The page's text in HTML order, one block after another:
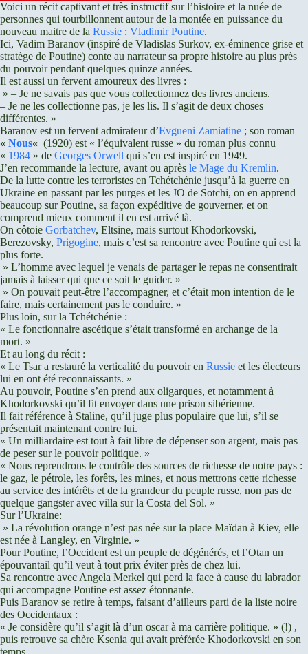
Voici un récit captivant et très instructif sur l’histoire et la nuée de
personnes qui tourbillonnent autour de la montée en puissance du
nouveau maitre de la Russie : Vladimir Poutine.
Ici, Vadim Baranov (inspiré de Vladislas Surkov, ex-éminence grise et
stratège de Poutine) conte au narrateur sa propre histoire au plus près
du pouvoir pendant quelques quinze années.
Il est aussi un fervent amoureux des livres :
» – Je ne savais pas que vous collectionnez des livres anciens.
– Je ne les collectionne pas, je les lis. Il s’agit de deux choses
différentes. »
Baranov est un fervent admirateur d’Evgueni Zamiatine ; son roman
« Nous« (1920) est « l’équivalent russe » du roman plus connu
« 1984 » de Georges Orwell qui s’en est inspiré en 1949.
J’en recommande la lecture, avant ou après le Mage du Kremlin.
De la lutte contre les terroristes en Tchétchénie jusqu’à la guerre en
Ukraine en passant par les purges et les JO de Sotchi, on en apprend
beaucoup sur Poutine, sa façon expéditive de gouverner, et on
comprend mieux comment il en est arrivé là.
On côtoie Gorbatchev, Eltsine, mais surtout Khodorkovski,
Berezovsky, Prigogine, mais c’est sa rencontre avec Poutine qui est la
plus forte.
» L’homme avec lequel je venais de partager le repas ne consentirait
jamais à laisser qui que ce soit le guider. »
» On pouvait peut-être l’accompagner, et c’était mon intention de le
faire, mais certainement pas le conduire. »
Plus loin, sur la Tchétchénie :
« Le fonctionnaire ascétique s’était transformé en archange de la
mort. »
Et au long du récit :
« Le Tsar a restauré la verticalité du pouvoir en Russie et les électeurs
lui en ont été reconnaissants. »
Au pouvoir, Poutine s’en prend aux oligarques, et notamment à
Khodorkovski qu’il fit envoyer dans une prison sibérienne.
Il fait référence à Staline, qu’il juge plus populaire que lui, s’il se
présentait maintenant contre lui.
« Un milliardaire est tout à fait libre de dépenser son argent, mais pas
de peser sur le pouvoir politique. »
« Nous reprendrons le contrôle des sources de richesse de notre pays :
le gaz, le pétrole, les forêts, les mines, et nous mettrons cette richesse
au service des intérêts et de la grandeur du peuple russe, non pas de
quelque gangster avec villa sur la Costa del Sol. »
Sur l’Ukraine:
» La révolution orange n’est pas née sur la place Maïdan à Kiev, elle
est née à Langley, en Virginie. »
Pour Poutine, l’Occident est un peuple de dégénérés, et l’Otan un
épouvantail qu’il veut à tout prix éviter près de chez lui.
Sa rencontre avec Angela Merkel qui perd la face à cause du labrador
qui accompagne Poutine est assez étonnante.
Puis Baranov se retire à temps, faisant d’ailleurs parti de la liste noire
des Occidentaux :
« Je considère qu’il s’agit là d’un oscar à ma carrière politique. » (!) ,
puis retrouve sa chère Ksenia qui avait préférée Khodorkovski en son
temps.